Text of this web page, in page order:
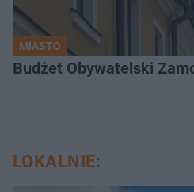
MIASTO
LOKALNIE: